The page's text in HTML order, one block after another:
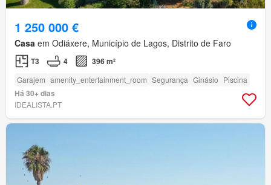
1 250 000 €
Casa em Odiáxere, Município de Lagos, Distrito de Faro
T3 4 396 m²
Garajem amenity_entertainment_room Segurança Ginásio Piscina
Há 30+ dias
IDEALISTA.PT